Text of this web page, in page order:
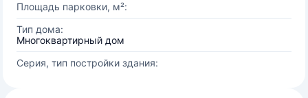
Площадь парковки, м²:
Тип дома:
Многоквартирный дом
Серия, тип постройки здания: